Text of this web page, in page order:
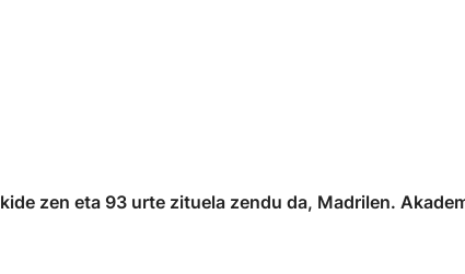
zen eta 93 urte zituela zendu da, Madrilen.